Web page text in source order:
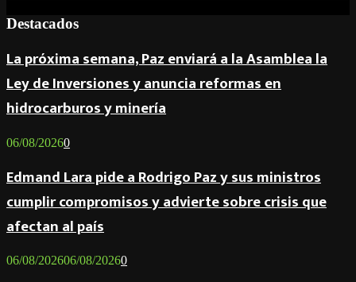
Destacados
La próxima semana, Paz enviará a la Asamblea la
Ley de Inversiones y anuncia reformas en
hidrocarburos y minería
06/08/20260
Edmand Lara pide a Rodrigo Paz y sus ministros
cumplir compromisos y advierte sobre crisis que
afectan al país
06/08/202606/08/20260